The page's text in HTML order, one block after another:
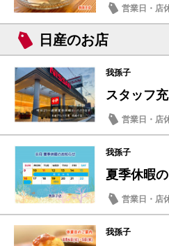
営業日・店
日産のお店
我孫子
スタッフ
営業日・店
我孫子
夏季休暇
営業日・店
我孫子